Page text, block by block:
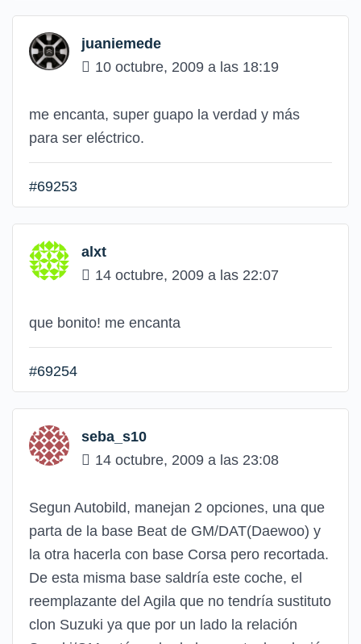
juaniemede
10 octubre, 2009 a las 18:19
me encanta, super guapo la verdad y más
para ser eléctrico.
#69253
alxt
14 octubre, 2009 a las 22:07
que bonito! me encanta
#69254
seba_s10
14 octubre, 2009 a las 23:08
Segun Autobild, manejan 2 opciones, una que
parta de la base Beat de GM/DAT(Daewoo) y
la otra hacerla con base Corsa pero recortada.
De esta misma base saldría este coche, el
reemplazante del Agila que no tendría sustituto
clon Suzuki ya que por un lado la relación